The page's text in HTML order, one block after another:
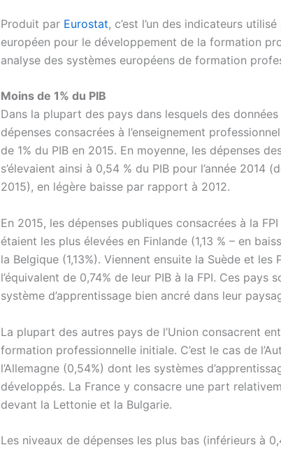
Produit par Eurostat, c’est l’un des indicateurs
européen pour le développement de la formation
analyse des systèmes européens de formation
Moins de 1% du PIB
Dans la plupart des pays dans lesquels des
dépenses consacrées à l’enseignement
de 1% du PIB en 2015. En moyenne, les dépenses
s’élevaient ainsi à 0,54 % du PIB pour l’année 2014
2015), en légère baisse par rapport à 2012.
En 2015, les dépenses publiques consacrées à la
étaient les plus élevées en Finlande (1,13 % – en
la Belgique (1,13%). Viennent ensuite la Suède et les
l’équivalent de 0,74% de leur PIB à la FPI. Ces pays
système d’apprentissage bien ancré dans leur
La plupart des autres pays de l’Union consacrent
formation professionnelle initiale. C’est le cas de
l’Allemagne (0,54%) dont les systèmes
développés. La France y consacre une part
devant la Lettonie et la Bulgarie.
Les niveaux de dépenses les plus bas (inférieurs à